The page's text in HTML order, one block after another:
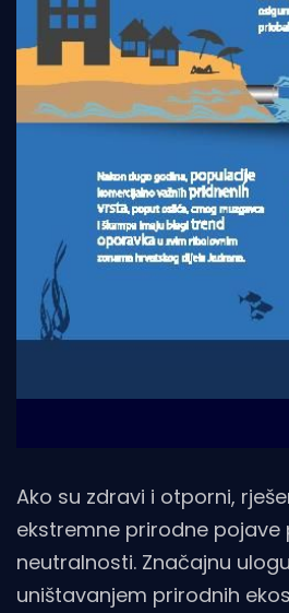
Ako su zdravi i otporni,
ekstremne prirodne
neutralnosti. Značajnu
uništavanjem prirodnih